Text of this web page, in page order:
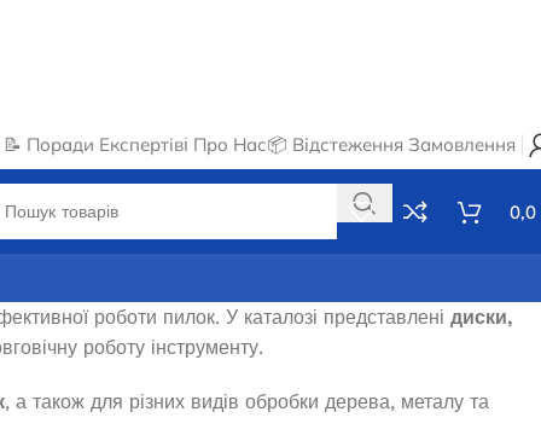
📝 Поради Експертівℹ️ Про Нас📦 Відстеження Замовлення
0,0
роботи пилок. У каталозі представлені диски,
роботу інструменту.
, а також для різних видів обробки дерева, металу та